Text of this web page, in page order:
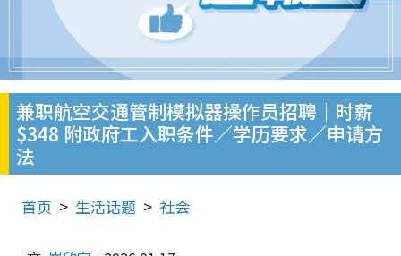
兼职航空交通管制模拟器操作员招聘｜时薪
$348 附政府工入职条件／学历要求／申请方
法
首页 生活话题 社会